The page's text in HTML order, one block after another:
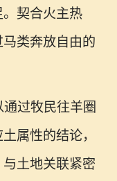
契合火主热
类奔放自由的
过牧民往羊圈
属性的结论，
土地关联紧密